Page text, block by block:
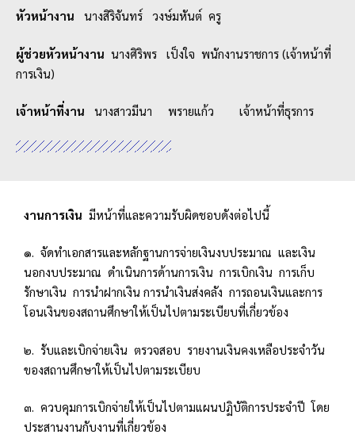
หัวหน้างาน นางสิริจันทร์ วงษ์มหันต์ ครู
ผู้ช่วยหัวหน้างาน นางศิริพร เป็งใจ พนักงานราชการ (เจ้าหน้าที่
การเงิน)
เจ้าหน้าที่งาน นางสาวมีนา พรายแก้ว เจ้าหน้าที่ธุรการ
งานการเงิน มีหน้าที่และความรับผิดชอบดังต่อไปนี้
๑. จัดทำเอกสารและหลักฐานการจ่ายเงินงบประมาณ และเงิน
นอกงบประมาณ ดำเนินการด้านการเงิน การเบิกเงิน การเก็บ
รักษาเงิน การนำฝากเงิน การนำเงินส่งคลัง การถอนเงินและการ
โอนเงินของสถานศึกษาให้เป็นไปตามระเบียบที่เกี่ยวข้อง
๒. รับและเบิกจ่ายเงิน ตรวจสอบ รายงานเงินคงเหลือประจำวัน
ของสถานศึกษาให้เป็นไปตามระเบียบ
๓. ควบคุมการเบิกจ่ายให้เป็นไปตามแผนปฏิบัติการประจำปี โดย
ประสานงานกับงานที่เกี่ยวข้อง